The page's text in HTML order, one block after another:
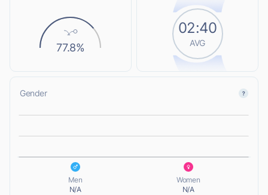
77.8%
02:40
AVG
Gender
L
Men
N/A
Women
N/A